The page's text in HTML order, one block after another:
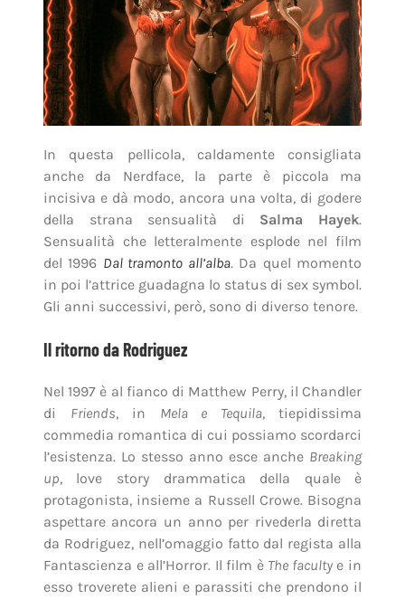
In questa pellicola, caldamente consigliata
anche da Nerdface, la parte è piccola ma
incisiva e dà modo, ancora una volta, di godere
della strana sensualità di Salma Hayek.
Sensualità che letteralmente esplode nel film
del 1996 Dal tramonto all’alba. Da quel momento
in poi l’attrice guadagna lo status di sex symbol.
Gli anni successivi, però, sono di diverso tenore.
Il ritorno da Rodriguez
Nel 1997 è al fianco di Matthew Perry, il Chandler
di Friends, in Mela e Tequila, tiepidissima
commedia romantica di cui possiamo scordarci
l’esistenza. Lo stesso anno esce anche Breaking
up, love story drammatica della quale è
protagonista, insieme a Russell Crowe. Bisogna
aspettare ancora un anno per rivederla diretta
da Rodriguez, nell’omaggio fatto dal regista alla
Fantascienza e all’Horror. Il film è The facultye in
esso troverete alieni e parassiti che prendono il